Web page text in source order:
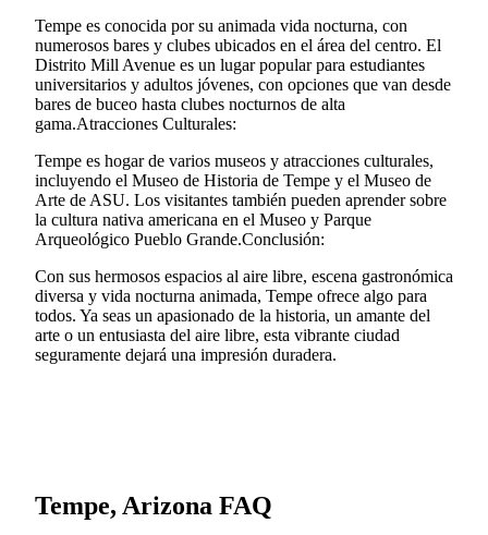
Tempe es conocida por su animada vida nocturna, con
numerosos bares y clubes ubicados en el área del centro. El
Distrito Mill Avenue es un lugar popular para estudiantes
universitarios y adultos jóvenes, con opciones que van desde
bares de buceo hasta clubes nocturnos de alta
gama.Atracciones Culturales:
Tempe es hogar de varios museos y atracciones culturales,
incluyendo el Museo de Historia de Tempe y el Museo de
Arte de ASU. Los visitantes también pueden aprender sobre
la cultura nativa americana en el Museo y Parque
Arqueológico Pueblo Grande.Conclusión:
Con sus hermosos espacios al aire libre, escena gastronómica
diversa y vida nocturna animada, Tempe ofrece algo para
todos. Ya seas un apasionado de la historia, un amante del
arte o un entusiasta del aire libre, esta vibrante ciudad
seguramente dejará una impresión duradera.
Tempe, Arizona FAQ